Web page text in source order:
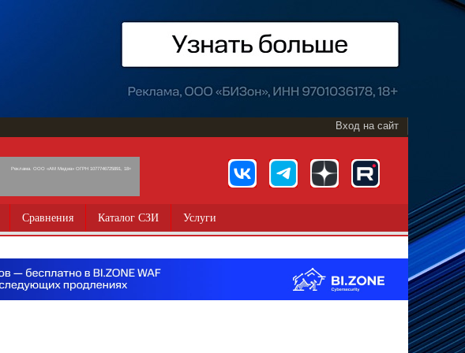
Вход на сайт
Реклама. ООО «АМ Медиа» ОГРН 1077746725891, 18+
Сравнения Каталог СЗИ Услуги